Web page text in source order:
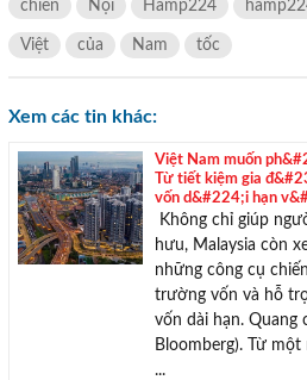
Với hơn 1000 căn nhà và 50
chiến Nội Hamp224
Việt của Nam tốc
Xem các tin khác:
Việt Nam muốn
Từ tiết kiệm gia
vốn d&#224;i hạn
Không chỉ giúp
hưu, Malaysia còn
những công cụ
trường vốn và hỗ
vốn dài hạn. Quang
Bloomberg). Từ
...